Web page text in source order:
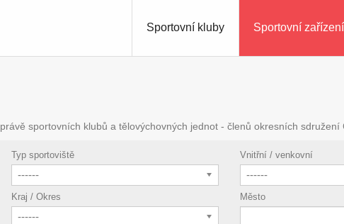
Sportovní kluby Sportovní zařízení
sportovních klubů a tělovýchovných jednot - členů okresních sdružení
Typ sportoviště
------
Vnitřní / venkovní
------
Kraj / Okres
------
Město